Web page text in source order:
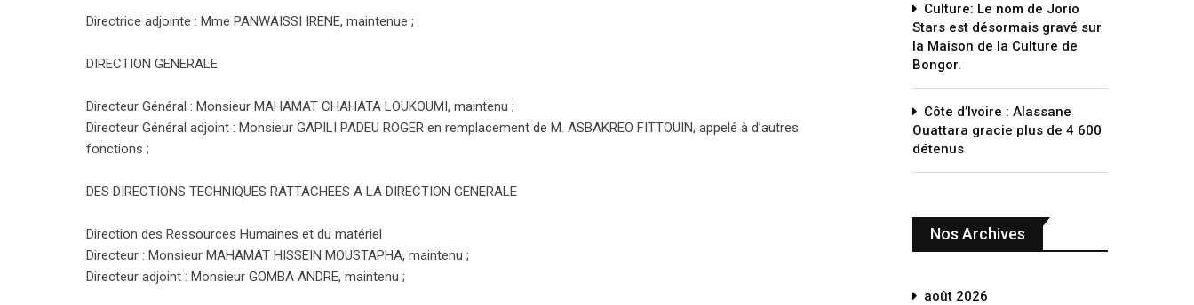
Directrice adjointe : Mme PANWAISSI IRENE, maintenue ;
DIRECTION GENERALE
Directeur Général : Monsieur MAHAMAT CHAHATA LOUKOUMI, maintenu ;
Directeur Général adjoint : Monsieur GAPILI PADEU ROGER en remplacement de M. ASBAKREO FITTOUIN, appelé à d’autres
fonctions ;
DES DIRECTIONS TECHNIQUES RATTACHEES A LA DIRECTION GENERALE
Direction des Ressources Humaines et du matériel
Directeur : Monsieur MAHAMAT HISSEIN MOUSTAPHA, maintenu ;
Directeur adjoint : Monsieur GOMBA ANDRE, maintenu ;
Culture: Le nom de Jorio
Stars est désormais gravé sur
la Maison de la Culture de
Bongor.
Côte d’Ivoire : Alassane
Ouattara gracie plus de 4 600
détenus
Nos Archives
août 2026